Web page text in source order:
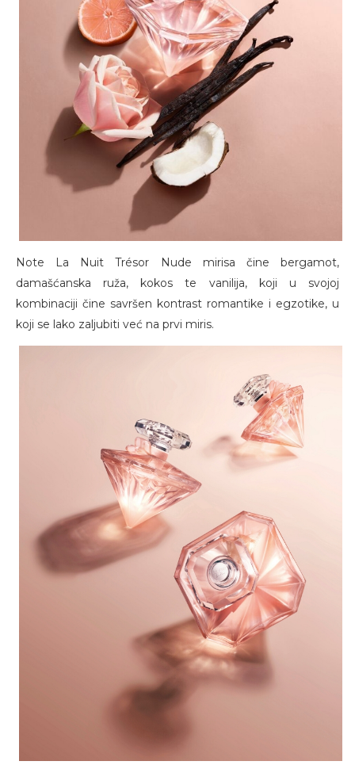
Note La Nuit Trésor Nude mirisa čine bergamot,
damašćanska ruža, kokos te vanilija, koji u svojoj
kombinaciji čine savršen kontrast romantike i egzotike, u
koji se lako zaljubiti već na prvi miris.